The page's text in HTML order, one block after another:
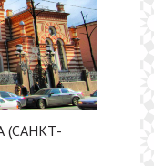
(САНКТ-